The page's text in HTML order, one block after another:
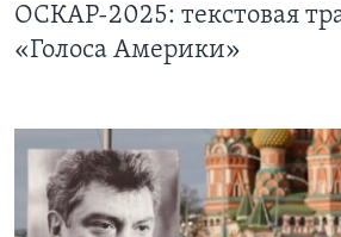
ОСКАР-2025: текстовая
«Голоса Америки»